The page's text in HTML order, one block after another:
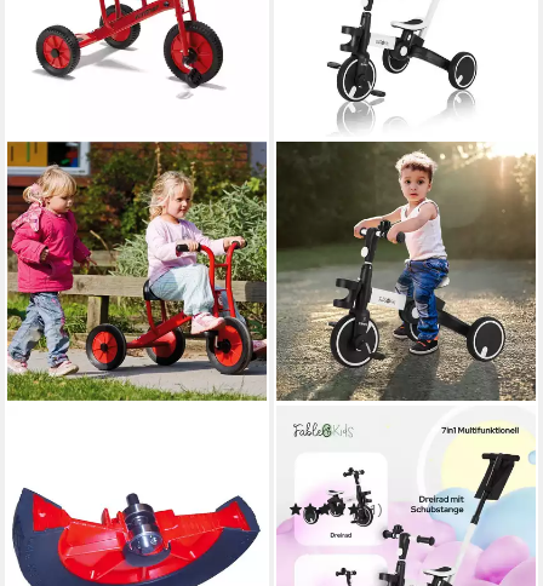
lieferbar in 5 Wochen
FABLEKIDS
Kinderdreirad Laufrad
Lernrad Kinder Fahrrad
(1)
59,90 € UVP77,90 €
-23%